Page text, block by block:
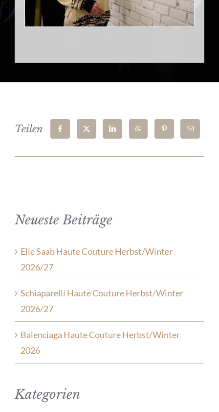
Teilen
Neueste Beiträge
Elie Saab Haute Couture Herbst/Winter
2026/27
Schiaparelli Haute Couture Herbst/Winter
2026/27
Balenciaga Haute Couture Herbst/Winter
2026
Kategorien